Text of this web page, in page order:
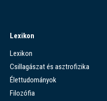
Lexikon
Lexikon
Csillagászat és asztrofizika
Élettudományok
Filozófia